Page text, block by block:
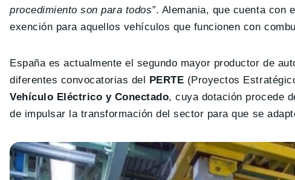
procedimiento son para todos”. Alemania, que cuenta con
exención para aquellos vehículos que funcionen con
España es actualmente el segundo mayor productor de
diferentes convocatorias del
PERTE (Proyectos
Vehículo Eléctrico y Conectado, cuya dotación procede
de impulsar la transformación del sector para que se